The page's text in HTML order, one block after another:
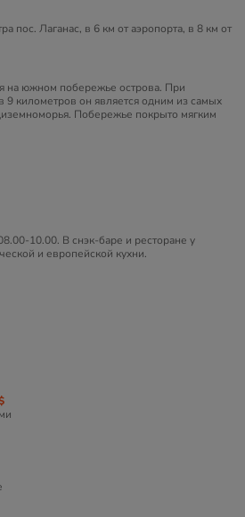
пос. Лаганас, в 6 км от аэропорта, в 8 км от
на южном побережье острова. При
9 километров он является одним из самых
Побережье покрыто мягким
10.00. В снэк-баре и ресторане у
и европейской кухни.